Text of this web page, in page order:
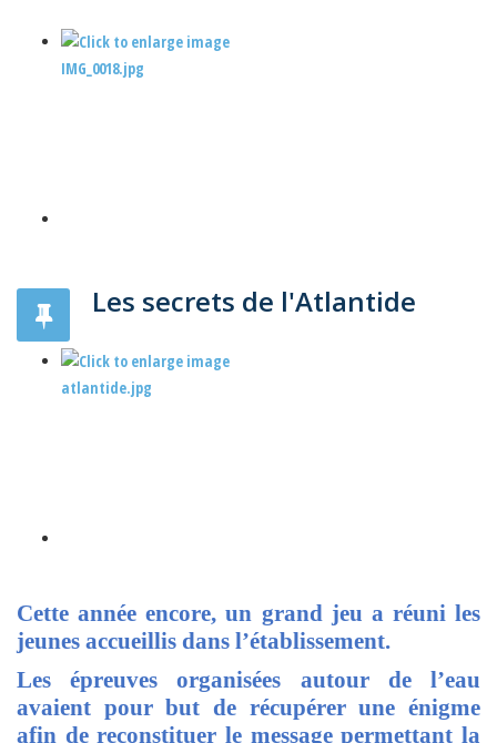
Les secrets de l'Atlantide
Cette année encore, un grand jeu a réuni les
jeunes accueillis dans l’établissement.
Les épreuves organisées autour de l’eau
avaient pour but de récupérer une énigme
afin de reconstituer le message permettant la